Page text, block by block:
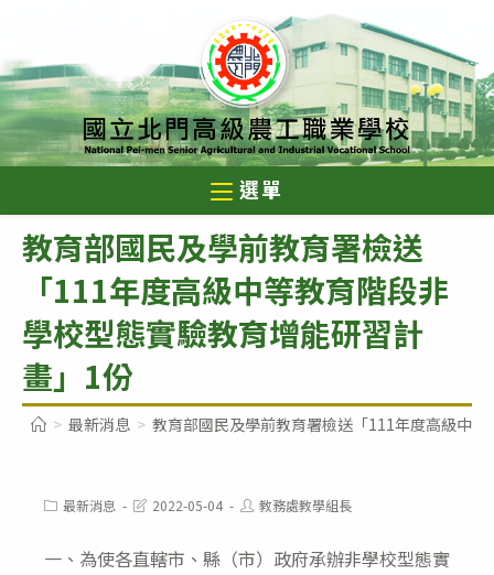
至
主
要
內
選單
教育部國民及學前教育署檢送
「111年度高級中等教育階段非
學校型態實驗教育增能研習計
畫」1份
> 最新消息 > 教育部國民及學前教育署檢送「111年度高級中
Post最新消息
Post2022-05-04
Post教務處教學組長
一、為使各直轄市、縣（市）政府承辦非學校型態實